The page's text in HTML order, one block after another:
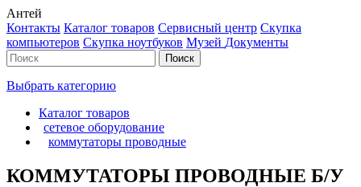
Антей
Контакты Каталог товаров Сервисный центр Cкупка
компьютеров Cкупка ноутбуков Музей Документы
Выбрать категорию
Каталог товаров
сетевое оборудование
коммутаторы проводные
КОММУТАТОРЫ ПРОВОДНЫЕ Б/У